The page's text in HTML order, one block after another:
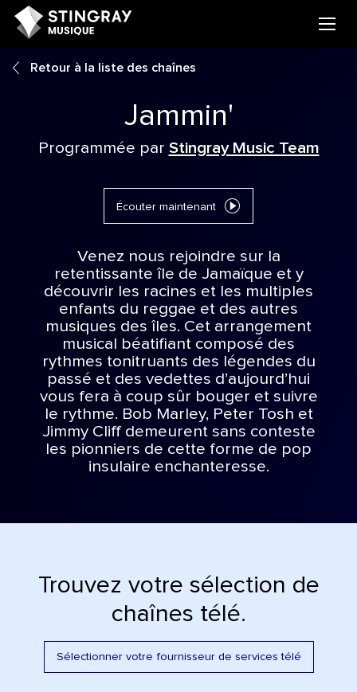
Retour à la liste des chaînes
Jammin'
Programmée par Stingray Music Team
Écouter maintenant
Venez nous rejoindre sur la
retentissante île de Jamaïque et y
découvrir les racines et les multiples
enfants du reggae et des autres
musiques des îles. Cet arrangement
musical béatifiant composé des
rythmes tonitruants des légendes du
passé et des vedettes d’aujourd’hui
vous fera à coup sûr bouger et suivre
le rythme. Bob Marley, Peter Tosh et
Jimmy Cliff demeurent sans conteste
les pionniers de cette forme de pop
insulaire enchanteresse.
Trouvez votre sélection de
chaînes télé.
Sélectionner votre fournisseur de services télé